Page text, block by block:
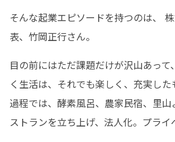
そんな起業エピソードを持つのは、
表、竹岡正行さん。
目の前にはただ課題だけが沢山あって
く生活は、それでも楽しく、充実し
過程では、酵素風呂、農家民宿、里
ストランを立ち上げ、法人化。プライ